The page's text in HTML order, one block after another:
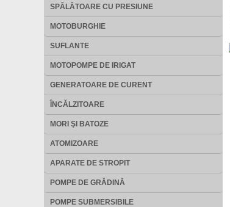
SPĂLĂTOARE CU PRESIUNE
MOTOBURGHIE
SUFLANTE
MOTOPOMPE DE IRIGAT
GENERATOARE DE CURENT
ÎNCĂLZITOARE
MORI ŞI BATOZE
ATOMIZOARE
APARATE DE STROPIT
POMPE DE GRĂDINĂ
POMPE SUBMERSIBILE